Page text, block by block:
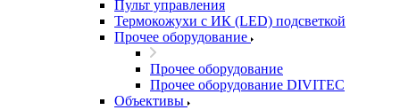
Пульт управления
Термокожухи с ИК (LED) подсветкой
Прочее оборудование
Прочее оборудование
Прочее оборудование DIVITEC
Объективы